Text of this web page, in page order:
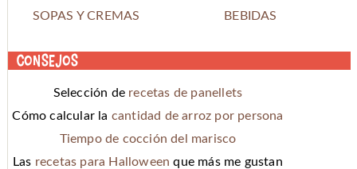
SOPAS Y CREMAS
BEBIDAS
Consejos
Selección de recetas de panellets
Cómo calcular la cantidad de arroz por persona
Tiempo de cocción del marisco
Las recetas para Halloween que más me gustan